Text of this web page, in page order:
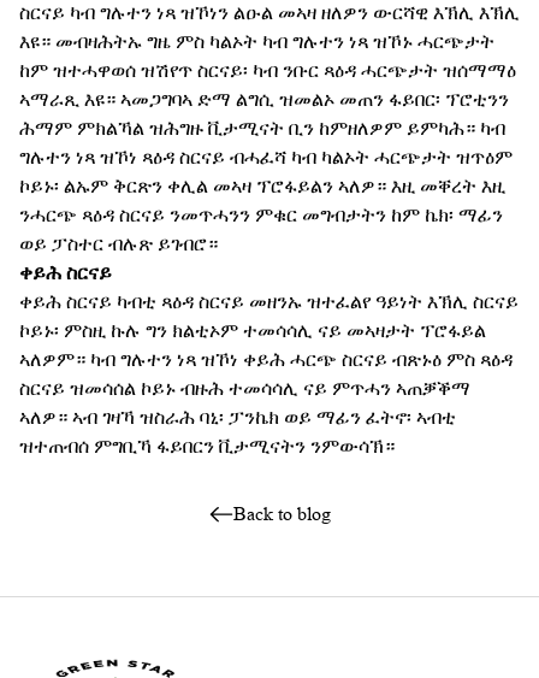
ስርናይ ካብ ግሉተን ነጻ ዝኾነን ልዑል መኣዛ ዘለዎን ውርሻዊ እኽሊ እኽሊ
እዩ። መብዛሕትኡ ግዜ ምስ ካልኦት ካብ ግሉተን ነጻ ዝኾኑ ሓርጭታት
ከም ዝተሓዋወሰ ዝሽየጥ ስርናይ፡ ካብ ንቡር ጻዕዳ ሓርጭታት ዝሰማማዕ
ኣማራጺ እዩ። ኣመጋግባኣ ድማ ልግሲ ዝመልኦ መጠን ፋይበር፡ ፕሮቲንን
ሕማም ምክልኻል ዝሕግዙ ቪታሚናት ቢን ከምዘለዎም ይምካሕ። ካብ
ግሉተን ነጻ ዝኾነ ጻዕዳ ስርናይ ብሓፈሻ ካብ ካልኦት ሓርጭታት ዝጥዕም
ኮይኑ፡ ልኡም ቅርጽን ቀሊል መኣዛ ፕሮፋይልን ኣለዎ። እዚ መቐረት እዚ
ንሓርጭ ጻዕዳ ስርናይ ንመጥሓንን ምቁር መግብታትን ከም ኬክ፡ ማፊን
ወይ ፓስተር ብሉጽ ይገብሮ።
ቀይሕ ስርናይ
ቀይሕ ስርናይ ካብቲ ጻዕዳ ስርናይ መዘንኡ ዝተፈልየ ዓይነት እኽሊ ስርናይ
ኮይኑ፡ ምስዚ ኩሉ ግን ክልቲኦም ተመሳሳሊ ናይ መኣዛታት ፕሮፋይል
ኣለዎም። ካብ ግሉተን ነጻ ዝኾነ ቀይሕ ሓርጭ ስርናይ ብጽኑዕ ምስ ጻዕዳ
ስርናይ ዝመሳሰል ኮይኑ ብዙሕ ተመሳሳሊ ናይ ምጥሓን ኣጠቓቕማ
ኣለዎ። ኣብ ገዛኻ ዝስራሕ ባኒ፡ ፓንኬክ ወይ ማፊን ፈትኖ፡ ኣብቲ
ዝተጠብሰ ምግቢኻ ፋይበርን ቪታሚናትን ንምውሳኽ።
Back to blog